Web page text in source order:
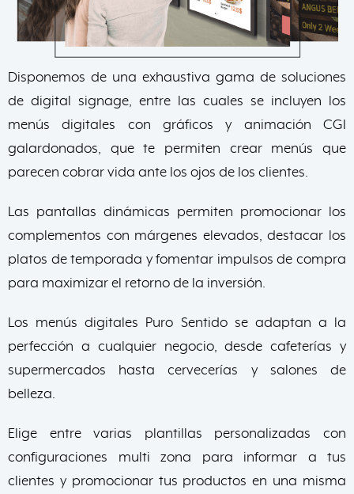
Disponemos de una exhaustiva gama de soluciones
de digital signage, entre las cuales se incluyen los
menús digitales con gráficos y animación CGI
galardonados, que te permiten crear menús que
parecen cobrar vida ante los ojos de los clientes.
Las pantallas dinámicas permiten promocionar los
complementos con márgenes elevados, destacar los
platos de temporada y fomentar impulsos de compra
para maximizar el retorno de la inversión.
Los menús digitales Puro Sentido se adaptan a la
perfección a cualquier negocio, desde cafeterías y
supermercados hasta cervecerías y salones de
belleza.
Elige entre varias plantillas personalizadas con
configuraciones multi zona para informar a tus
clientes y promocionar tus productos en una misma